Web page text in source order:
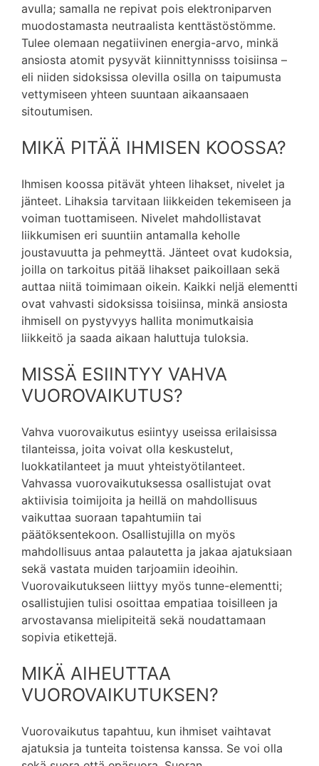
avulla; samalla ne repivat pois elektroniparven
muodostamasta neutraalista kenttästöstömme.
Tulee olemaan negatiivinen energia-arvo, minkä
ansiosta atomit pysyvät kiinnittynnisss toisiinsa –
eli niiden sidoksissa olevilla osilla on taipumusta
vettymiseen yhteen suuntaan aikaansaaen
sitoutumisen.
MIKÄ PITÄÄ IHMISEN KOOSSA?
Ihmisen koossa pitävät yhteen lihakset, nivelet ja
jänteet. Lihaksia tarvitaan liikkeiden tekemiseen ja
voiman tuottamiseen. Nivelet mahdollistavat
liikkumisen eri suuntiin antamalla keholle
joustavuutta ja pehmeyttä. Jänteet ovat kudoksia,
joilla on tarkoitus pitää lihakset paikoillaan sekä
auttaa niitä toimimaan oikein. Kaikki neljä elementti
ovat vahvasti sidoksissa toisiinsa, minkä ansiosta
ihmisell on pystyvyys hallita monimutkaisia ​​
liikkeitö ja saada aikaan haluttuja tuloksia.
MISSÄ ESIINTYY VAHVA
VUOROVAIKUTUS?
Vahva vuorovaikutus esiintyy useissa erilaisissa
tilanteissa, joita voivat olla keskustelut,
luokkatilanteet ja muut yhteistyötilanteet.
Vahvassa vuorovaikutuksessa osallistujat ovat
aktiivisia toimijoita ja heillä on mahdollisuus
vaikuttaa suoraan tapahtumiin tai
päätöksentekoon. Osallistujilla on myös
mahdollisuus antaa palautetta ja jakaa ajatuksiaan
sekä vastata muiden tarjoamiin ideoihin.
Vuorovaikutukseen liittyy myös tunne-elementti;
osallistujien tulisi osoittaa empatiaa toisilleen ja
arvostavansa mielipiteitä sekä noudattamaan
sopivia etikettejä.
MIKÄ AIHEUTTAA
VUOROVAIKUTUKSEN?
Vuorovaikutus tapahtuu, kun ihmiset vaihtavat
ajatuksia ja tunteita toistensa kanssa. Se voi olla